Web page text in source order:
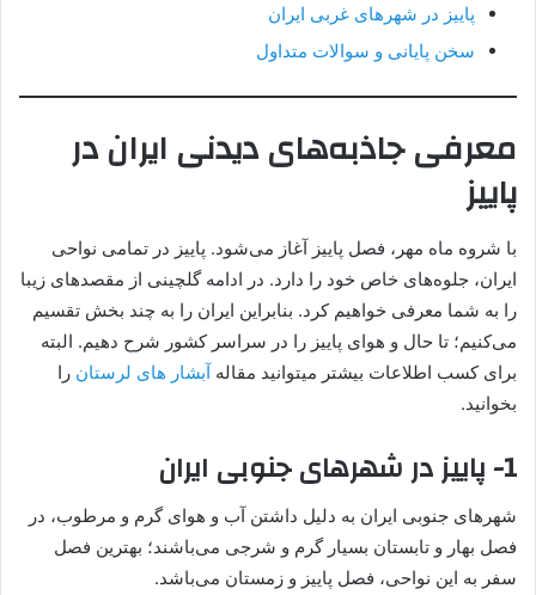
پاییز در شهرهای غربی ایران
سخن پایانی و سوالات متداول
معرفی جاذبه‌های دیدنی ایران در
پاییز
با شروه ماه مهر، فصل پاییز آغاز می‌شود. پاییز در تمامی نواحی
ایران، جلوه‌های خاص خود را دارد. در ادامه گلچینی از مقصدهای زیبا
را به شما معرفی خواهیم کرد. بنابراین ایران را به چند بخش تقسیم
می‌کنیم؛ تا حال و هوای پاییز را در سراسر کشور شرح دهیم. البته
برای کسب اطلاعات بیشتر میتوانید مقاله آبشار های لرستان را
بخوانید.
1- پاییز در شهرهای جنوبی ایران
شهرهای جنوبی ایران به دلیل داشتن آب ‌و هوای گرم و مرطوب، در
فصل بهار و تابستان بسیار گرم و شرجی می‌باشند؛ بهترین فصل
سفر به این نواحی، فصل پاییز و زمستان می‌باشد.